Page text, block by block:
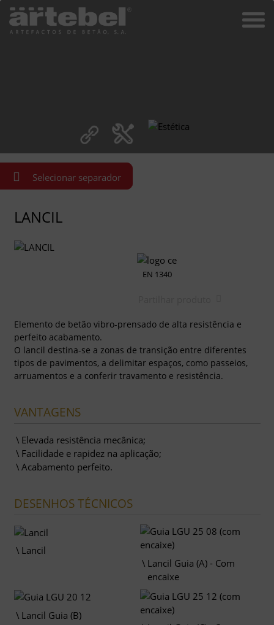
Selecionar separador
LANCIL
EN 1340
Elemento de betão vibro-prensado de alta resistência e
perfeito acabamento.
O lancil destina-se a zonas de transição entre diferentes
tipos de pavimentos, a delimitar espaços, como passeios,
arruamentos e a conferir travamento e resistência.
VANTAGENS
Elevada resistência mecânica;
Facilidade e rapidez na aplicação;
Acabamento perfeito.
DESENHOS TÉCNICOS
Lancil
Lancil Guia (A) - Com
encaixe
Lancil Guia (B)